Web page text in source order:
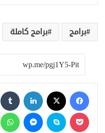
برامج برامج كاملة
فيسبوك لينكدإن
‫Pocket
سكايب ماسنجر